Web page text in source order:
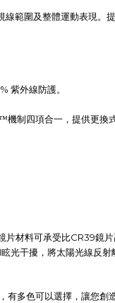
範圍及整體運動表現
紫外線防護。
機制四項合一，提供更換
片材料可承受比CR39鏡
光干擾，將太陽光線反射
多色可以選擇，讓您創